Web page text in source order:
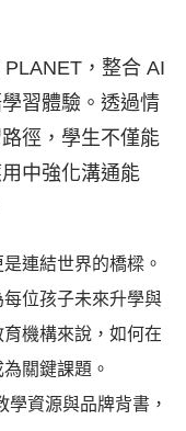
，整合 AI
習體驗。透過情
徑，學生不僅能
中強化溝通能
連結世界的橋樑。
位孩子未來升學與
機構來說，如何在
關鍵課題。
學資源與品牌背書，